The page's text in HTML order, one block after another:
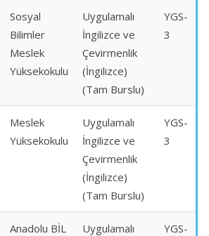
Sosyal
Bilimler
Meslek
Yüksekokulu
Uygulamalı
İngilizce ve
Çevirmenlik
(İngilizce)
(Tam Burslu)
YGS-
3
Meslek
Yüksekokulu
Uygulamalı
İngilizce ve
Çevirmenlik
(İngilizce)
(Tam Burslu)
YGS-
3
Anadolu BİL
Uygulamalı
YGS-